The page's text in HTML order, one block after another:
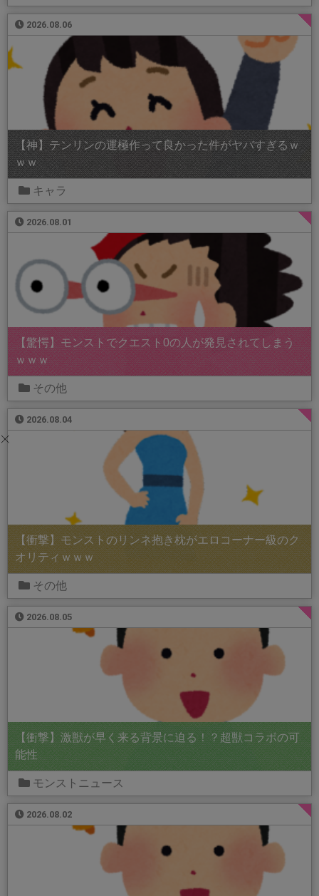
2026.08.06
【神】テンリンの運極作って良かった件がヤバすぎるｗ
ｗｗ
キャラ
2026.08.01
【驚愕】モンストでクエスト0の人が発見されてしまう
ｗｗｗ
その他
2026.08.04
【衝撃】モンストのリンネ抱き枕がエロコーナー級のク
オリティｗｗｗ
その他
2026.08.05
【衝撃】激獣が早く来る背景に迫る！？超獣コラボの可
能性
モンストニュース
2026.08.02